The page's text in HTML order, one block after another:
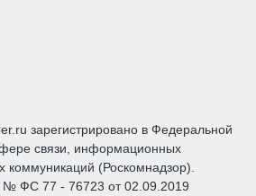
зарегистрировано в Федеральной
связи, информационных
коммуникаций (Роскомнадзор).
№ ФС 77 - 76723 от 02.09.2019